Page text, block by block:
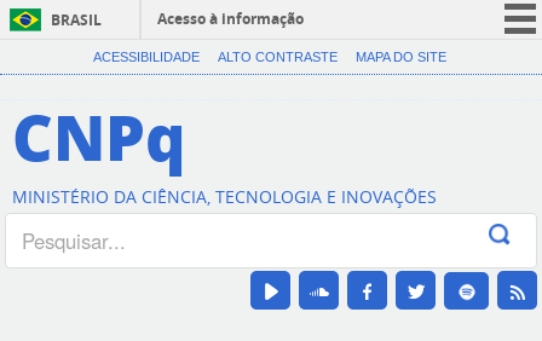
BRASIL
Acesso à informação
CORONAVÍRUS (COVID-19)
Canais
ACESSIBILIDADE ALTO CONTRASTE MAPA DO SITE
CNPq
MINISTÉRIO DA CIÊNCIA, TECNOLOGIA E INOVAÇÕES